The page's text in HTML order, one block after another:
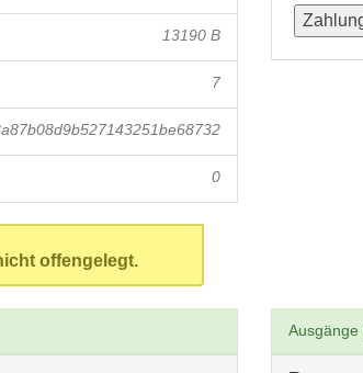
13190 B
7
0
offengelegt.
Ausgänge